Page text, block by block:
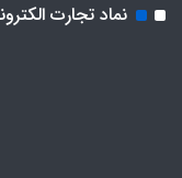
نماد تجارت